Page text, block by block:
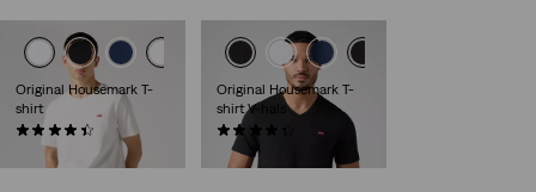
Original Housemark T-
shirt
(578)
€ 24,95
Original Housemark T-
shirt V-hals
(124)
€ 24,95